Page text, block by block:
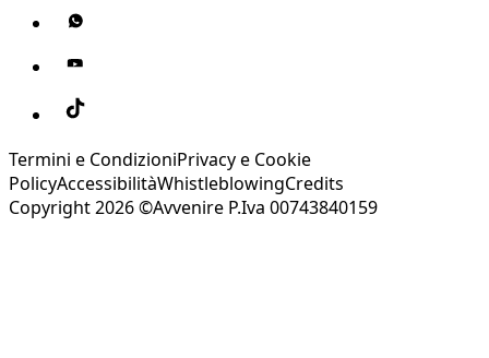
Termini e CondizioniPrivacy e Cookie
PolicyAccessibilitàWhistleblowingCredits
Copyright 2026 ©Avvenire P.Iva 00743840159